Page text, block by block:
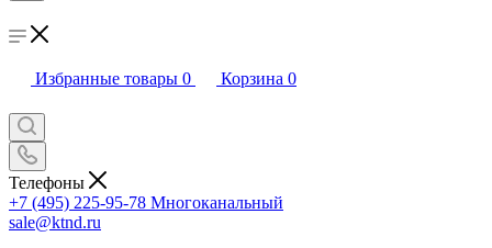
Избранные товары 0 Корзина 0
Телефоны
+7 (495) 225-95-78 Многоканальный
sale@ktnd.ru